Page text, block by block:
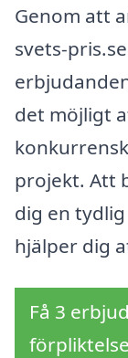
Genom att
svets-
det möjligt
projekt. Att
dig en
hjälper dig
Få 3